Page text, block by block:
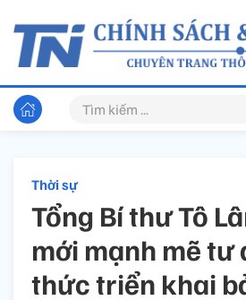
Thời sự
Tổng Bí thư Tô
mới mạnh mẽ tư
thức triển khai